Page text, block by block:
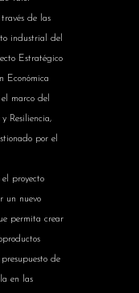
de las
industrial del
Estratégico
Económica
marco del
Resiliencia,
por el
proyecto
un nuevo
permita crear
de
en las